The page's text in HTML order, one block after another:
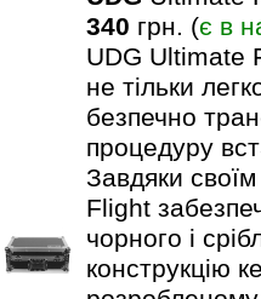
340 грн. (є в
UDG Ultimate
не тільки
безпечно
процедуру
Завдяки
Flight
чорного і
конструкцію